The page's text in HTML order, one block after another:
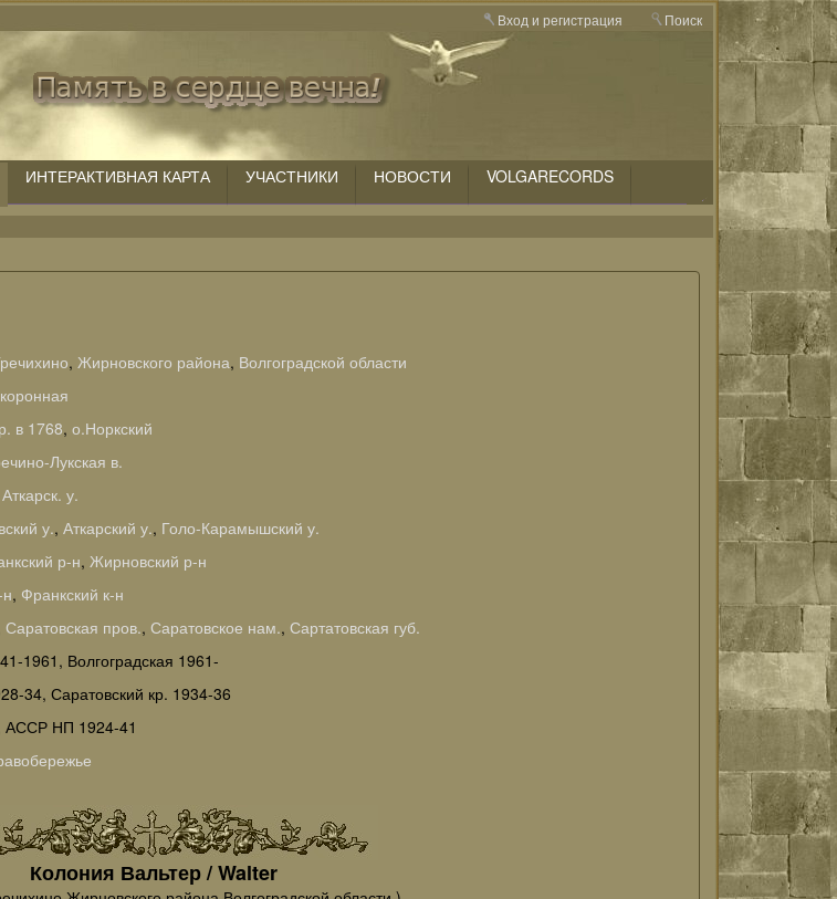
Вход и регистрация Поиск
ИНТЕРАКТИВНАЯ КАРТА УЧАСТНИКИ НОВОСТИ VOLGARECORDS
, Жирновского района, Волгоградской области
коронная
в 1768, о.Норкский
Лукская в.
у.
у., Аткарский у., Голо-Карамышский у.
р-н, Жирновский р-н
, Франкский к-н
Саратовская пров., Саратовское нам., Сартатовская губ.
1961, Волгоградская 1961-
34, Саратовский кр. 1934-36
НП 1924-41
Колония Вальтер / Walter